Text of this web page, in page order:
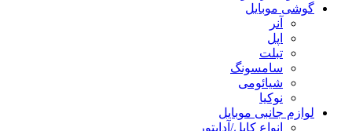
گوشی موبایل
آنر
اپل
تبلت
سامسونگ
شیائومی
نوکیا
لوازم جانبی موبایل
انواع کابل/آداپتور